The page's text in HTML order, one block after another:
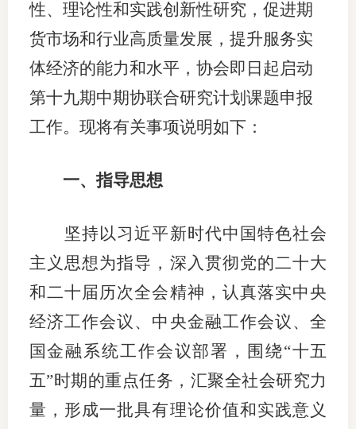
培训学
投资者
上市品
性、理论性和实践创新性研究，促进期
货市场和行业高质量发展，提升服务实
体经济的能力和水平，协会即日 起 启动
第十九期中期协联合研究计划课题申报
工作。现将有关事项说明如下：
一、指导思想
坚持以习近平新时代中国特色社会
主义思想为指导， 深入贯彻党的二十大
和二十届历次全会精神，认真落实中央
经济工作会议、中央金融工作会议、全
国金融系统工作会议部署， 围绕“十五
五”时期的重点任务，汇聚全社会研究力
量，形成一批具有理论价值和实践意义
渠
道